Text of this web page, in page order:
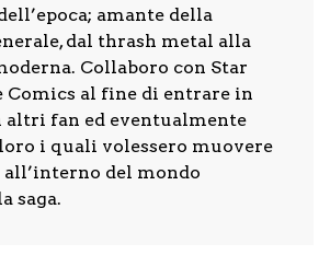
amante della
dal thrash metal alla
Collaboro con Star
al fine di entrare in
altri fan ed eventualmente
i quali volessero muovere
del mondo
saga.